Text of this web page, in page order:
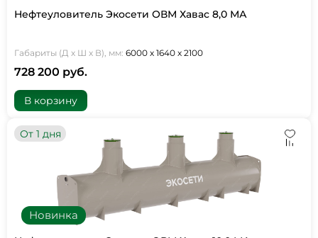
Нефтеуловитель Экосети ОВМ Хавас 8,0 МА
Габариты (Д х Ш х В), мм: 6000 х 1640 х 2100
728 200 руб.
В корзину
Новинка
От 1 дня